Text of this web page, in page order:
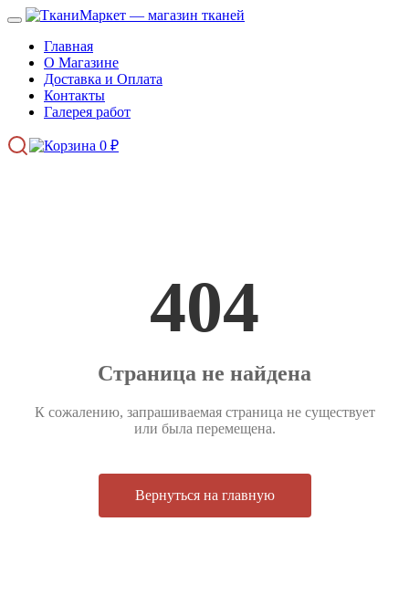
Главная
О Магазине
Доставка и Оплата
Контакты
Галерея работ
0 ₽
404
Страница не найдена
К сожалению, запрашиваемая страница не существует
или была перемещена.
Вернуться на главную